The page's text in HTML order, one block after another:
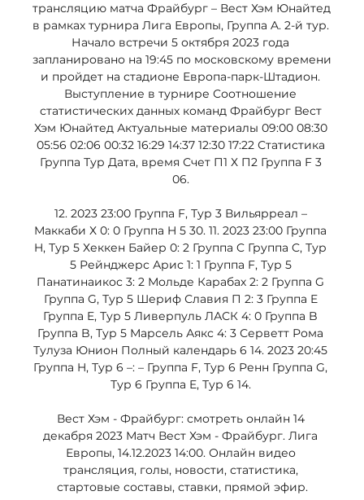
трансляцию матча Фрайбург – Вест Хэм Юнайтед
в рамках турнира Лига Европы, Группа A. 2-й тур.
Начало встречи 5 октября 2023 года
запланировано на 19:45 по московскому времени
и пройдет на стадионе Европа-парк-Штадион.
Выступление в турнире Соотношение
статистических данных команд Фрайбург Вест
Хэм Юнайтед Актуальные материалы 09:00 08:30
05:56 02:06 00:32 16:29 14:37 12:30 17:22 Статистика
Группа Тур Дата, время Счет П1 Х П2 Группа F 3
06.
12. 2023 23:00 Группа F, Тур 3 Вильярреал –
Маккаби Х 0: 0 Группа H 5 30. 11. 2023 23:00 Группа
H, Тур 5 Хеккен Байер 0: 2 Группа C Группа C, Тур
5 Рейнджерс Арис 1: 1 Группа F, Тур 5
Панатинаикос 3: 2 Мольде Карабах 2: 2 Группа G
Группа G, Тур 5 Шериф Славия П 2: 3 Группа E
Группа E, Тур 5 Ливерпуль ЛАСК 4: 0 Группа B
Группа B, Тур 5 Марсель Аякс 4: 3 Серветт Рома
Тулуза Юнион Полный календарь 6 14. 2023 20:45
Группа H, Тур 6 –: – Группа F, Тур 6 Ренн Группа G,
Тур 6 Группа E, Тур 6 14.
Вест Хэм - Фрайбург: смотреть онлайн 14
декабря 2023 Матч Вест Хэм - Фрайбург. Лига
Европы, 14.12.2023 14:00. Онлайн видео
трансляция, голы, новости, статистика,
стартовые составы, ставки, прямой эфир.